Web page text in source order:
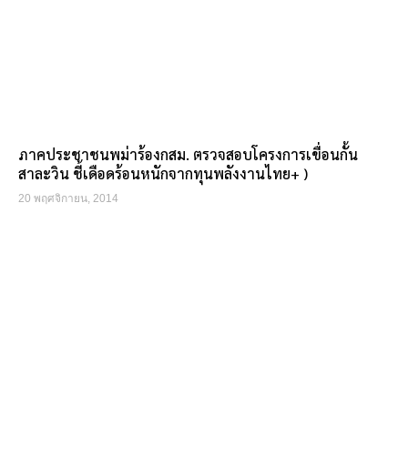
ภาคประชาชนพม่าร้องกสม. ตรวจสอบโครงการเขื่อนกั้น
สาละวิน ชี้เดือดร้อนหนักจากทุนพลังงานไทย+ )
20 พฤศจิกายน, 2014